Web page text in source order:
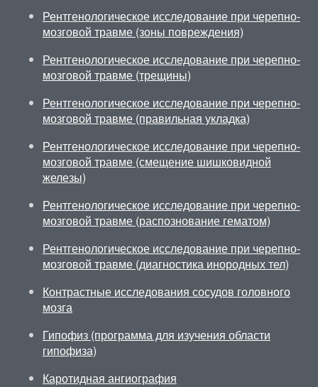
Рентгенологическое исследование при черепно-
мозговой травме (зоны повреждения)
Рентгенологическое исследование при черепно-
мозговой травме (трещины)
Рентгенологическое исследование при черепно-
мозговой травме (правильная укладка)
Рентгенологическое исследование при черепно-
мозговой травме (смещение шишковидной
железы)
Рентгенологическое исследование при черепно-
мозговой травме (распознование гематом)
Рентгенологическое исследование при черепно-
мозговой травме (диагностика инородных тел)
Контрастные исследования сосудов головного
мозга
Гипофиз (программа для изучения области
гипофиза)
Каротидная ангиография